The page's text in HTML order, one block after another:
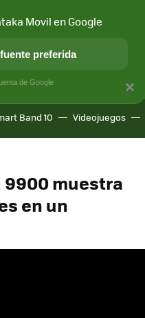
APLICACIONES
Band 10 Videojuegos
9900 muestra
en un
×
Movil en Google
preferida
de Google